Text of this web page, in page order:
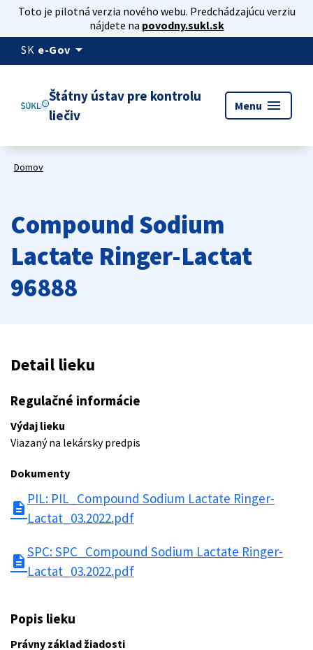
Toto je pilotná verzia nového webu. Predchádzajúcu verziu
nájdete na povodny.sukl.sk
SK e-Gov arrow_drop_down
Štátny ústav pre kontrolu
liečiv
Menu menu
Domov
Compound Sodium
Lactate Ringer-Lactat
96888
Detail lieku
Regulačné informácie
Výdaj lieku
Viazaný na lekársky predpis
Dokumenty
description
PIL: PIL_Compound Sodium Lactate Ringer-
Lactat_03.2022.pdf
description
SPC: SPC_Compound Sodium Lactate Ringer-
Lactat_03.2022.pdf
Popis lieku
Právny základ žiadosti